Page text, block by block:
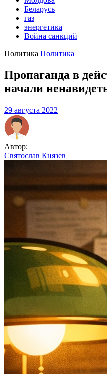
Беларусь
газ
энергетика
Война санкций
Политика Политика
Пропаганда в
начали
29 августа 2022
Автор:
Святослав Князев